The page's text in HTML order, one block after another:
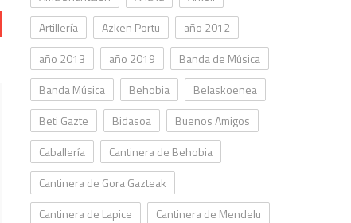
Artillería
Azken Portu
año 2012
año 2013
año 2019
Banda de Música
Banda Música
Behobia
Belaskoenea
Beti Gazte
Bidasoa
Buenos Amigos
Caballería
Cantinera de Behobia
Cantinera de Gora Gazteak
Cantinera de Lapice
Cantinera de Mendelu